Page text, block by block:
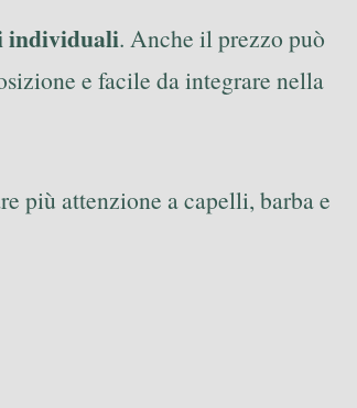
individuali. Anche il prezzo può
e facile da integrare nella
più attenzione a capelli, barba e